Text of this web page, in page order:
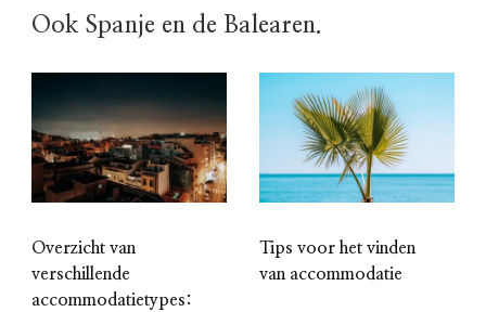
Ook Spanje en de Balearen.
Overzicht van
verschillende
accommodatietypes:
Tips voor het vinden
van accommodatie